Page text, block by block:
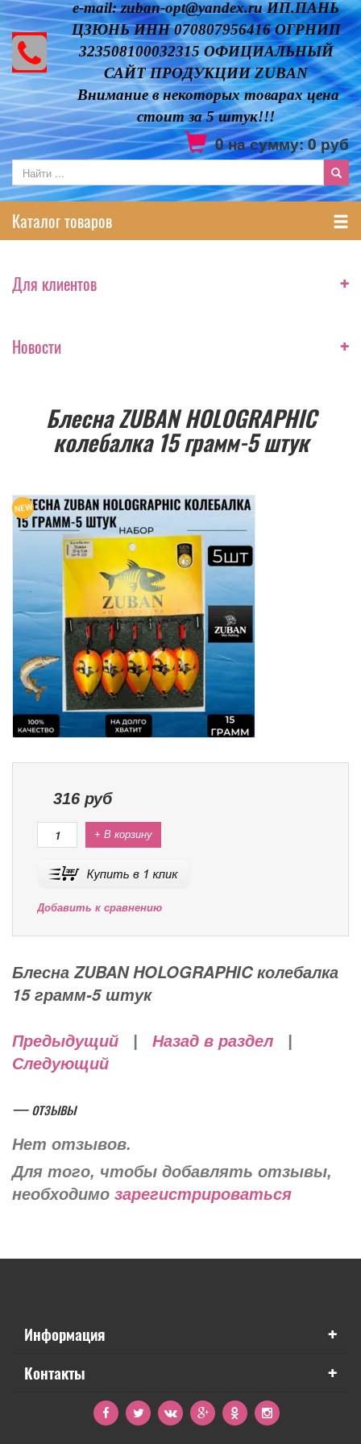
e-mail: zuban-opt@yandex.ru ИП.ПАНЬ
ЦЗЮНЬ ИНН 070807956416 ОГРНИП
323508100032315 ОФИЦИАЛЬНЫЙ
САЙТ ПРОДУКЦИИ ZUBAN
Внимание в некоторых товарах цена
стоит за 5 штук!!!
0на сумму:0руб
Каталог товаров
Для клиентов +
Новости +
Блесна ZUBAN HOLOGRAPHIC
колебалка 15 грамм-5 штук
316 руб
+ В корзину
Добавить к сравнению
Блесна ZUBAN HOLOGRAPHIC колебалка
15 грамм-5 штук
Предыдущий Назад в раздел
Следующий
— отзывы
Нет отзывов.
Для того, чтобы добавлять отзывы,
необходимо зарегистрироваться
Информация +
Контакты +